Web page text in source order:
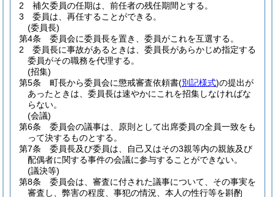
2
補欠委員の任期は、前任者の残任期間とする。
3
委員は、再任することができる。
(委員長)
第4条
委員会に委員長を置き、委員がこれを互選する。
2
委員長に事故があるときは、委員長があらかじめ指定する
委員がその職務を代理する。
(招集)
第5条
町長から委員会に懲戒審査依頼書(別記様式)の提出が
あったときは、委員長は速やかにこれを招集しなければな
らない。
(会議)
第6条
委員会の議事は、原則として出席委員の全員一致をも
って決するものとする。
第7条
委員長及び委員は、自己又はその3親等内の親族及び
配偶者に関する事件の会議に参与することができない。
(議決等)
第8条
委員会は、審査に付された議事について、その事実を
審査し、弊害の程度、事犯の情況、本人の性行等を斟酌